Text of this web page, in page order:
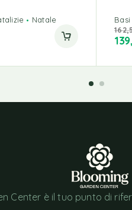
Natale
Center è il tuo punto di